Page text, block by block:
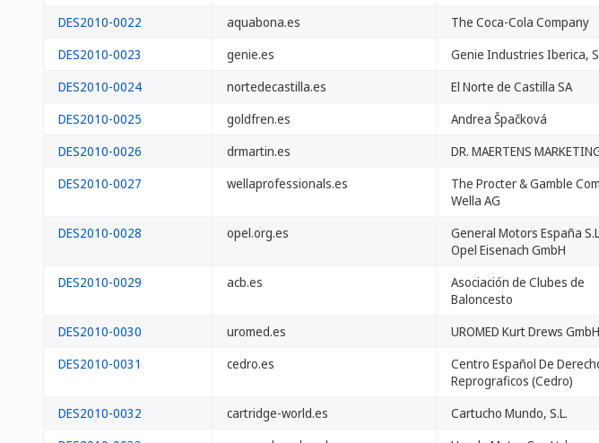
DES2010-0022 aquabona.es The Coca-Cola Company
DES2010-0023
genie.es Genie Industries Iberica,
DES2010-0024
nortedecastilla.es El Norte de Castilla SA
DES2010-0025
goldfren.es Andrea Špačková
DES2010-0026
drmartin.es DR. MAERTENS
DES2010-0027
wellaprofessionals.es
The Procter & Gamble
Wella AG
DES2010-0028 opel.org.es
General Motors España
Opel Eisenach GmbH
DES2010-0029 acb.es
Asociación de Clubes de
Baloncesto
DES2010-0030 uromed.es UROMED Kurt Drews GmbH
DES2010-0031
cedro.es
Centro Español De
Reprograficos (Cedro)
DES2010-0032 cartridge-world.es Cartucho Mundo, S.L.